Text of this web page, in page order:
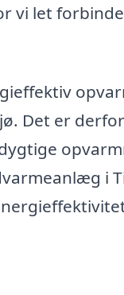
vi let
Det er
i